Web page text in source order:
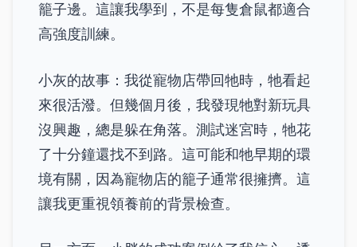
籠子邊。這讓我學到，不是每隻倉鼠都適合
高強度訓練。
小灰的故事：我從寵物店帶回牠時，牠看起
來很活潑。但幾個月後，我發現牠對新玩具
沒興趣，總是躲在角落。測試迷宮時，牠花
了十分鐘還找不到路。這可能和牠早期的環
境有關，因為寵物店的籠子通常很擁擠。這
讓我更重視領養前的背景檢查。